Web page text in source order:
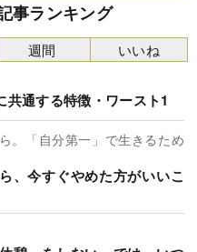
事ランキング
共通する特徴・ワースト1
。「自分第一」で生きるため
、今すぐやめた方がいいこ
週間 いいね